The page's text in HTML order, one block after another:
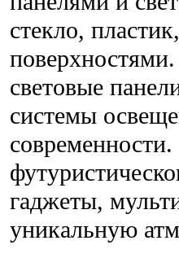
стекло,
световые
системы
гаджеты,
уникальную